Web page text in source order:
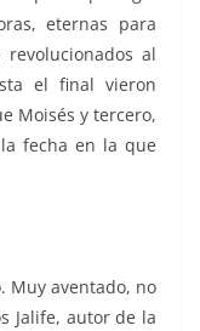
eternas para
al
el final vieron
Moisés y tercero,
fecha en la que
Muy aventado, no
Jalife, autor de la